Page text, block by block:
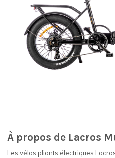
À propos de Lacros
Les vélos pliants électriques